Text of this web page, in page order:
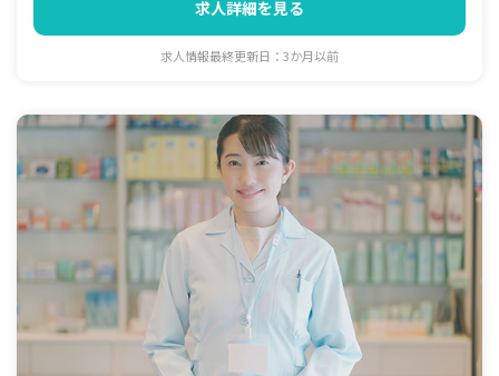
求人詳細を見る
求人情報最終更新日：3か月以前